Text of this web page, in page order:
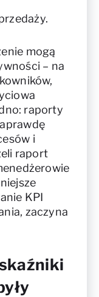
mogą
– na
raporty
i
raport
KPI
zaczyna